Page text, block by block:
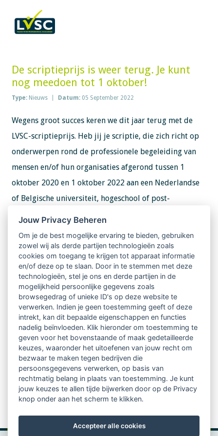
De scriptieprijs is weer terug. Je kunt
nog meedoen tot 1 oktober!
Type: Nieuws Datum: 05 September 2022
Wegens groot succes keren we dit jaar terug met de
LVSC-scriptieprijs. Heb jij je scriptie, die zich richt op
onderwerpen rond de professionele begeleiding van
mensen en/of hun organisaties afgerond tussen 1
oktober 2020 en 1 oktober 2022 aan een Nederlandse
of Belgische universiteit, hogeschool of post-
En denk je dat je scriptie interessant is voor een groot
netwerk van ruim 2000 professioneel begeleiders?
Grijp je kans en stuur je scriptie in en kom in
aanmerking voor de volgende hoofdprijs:
prijs: 750,- en een door de redactie uitgewerkt
interview van de winnaar over de scriptie in het
Tijdschrift voor Begeleidingskunde, en publicatie op
de LVSC-kennisbank. We reiken ook een tweede en
derde scriptieprijs uit.
Voor meer informatie over deelname:
scriptieprijs 2022
Jouw Privacy Beheren
Om je de best mogelijke ervaring te bieden, gebruiken
zowel wij als derde partijen technologieën zoals
cookies om toegang te krijgen tot apparaat informatie
en/of deze op te slaan. Door in te stemmen met deze
technologieën, stel je ons en derde partijen in de
mogelijkheid persoonlijke gegevens zoals
browsegedrag of unieke ID's op deze website te
verwerken. Indien je geen toestemming geeft of deze
intrekt, kan dit bepaalde eigenschappen en functies
nadelig beïnvloeden. Klik hieronder om toestemming te
geven voor het bovenstaande of maak gedetailleerde
keuzes, waaronder het uitoefenen van jouw recht om
bezwaar te maken tegen bedrijven die
persoonsgegevens verwerken, op basis van
rechtmatig belang in plaats van toestemming. Je kunt
jouw keuzes te allen tijde bijwerken door op de Privacy
knop onder aan het scherm te klikken.
Accepteer alle cookies